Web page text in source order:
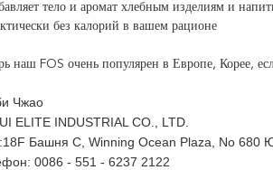
тело и аромат хлебным изделиям и
без калорий в вашем рационе
наш FOS очень популярен в Европе, Корее,
Чжао
ELITE INDUSTRIAL CO., LTD.
Башня C, Winning Ocean Plaza, No
0086 - 551 - 6237 2122